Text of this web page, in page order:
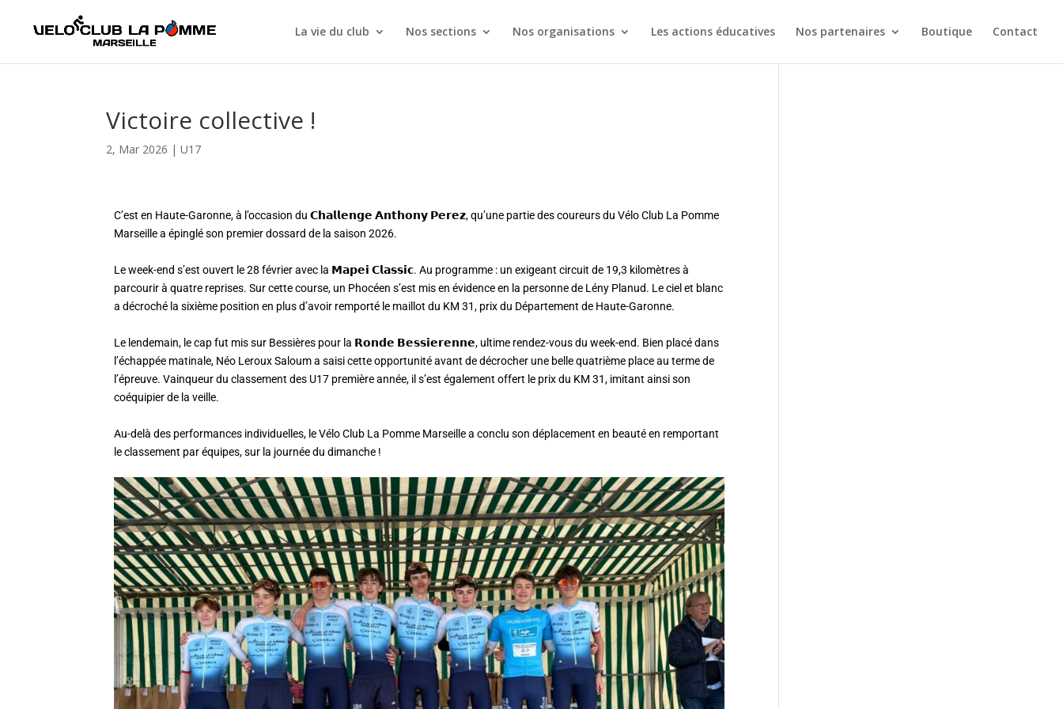
La vie du club Nos sections Nos organisations Les actions éducatives Nos partenaires Boutique Contact
Victoire collective !
2, Mar 2026 |U17
C’est en Haute-Garonne, à l’occasion du 𝗖𝗵𝗮𝗹𝗹𝗲𝗻𝗴𝗲 𝗔𝗻𝘁𝗵𝗼𝗻𝘆 𝗣𝗲𝗿𝗲𝘇, qu’une partie des coureurs du Vélo Club La Pomme
Marseille a épinglé son premier dossard de la saison 2026.
Le week-end s’est ouvert le 28 février avec la 𝗠𝗮𝗽𝗲𝗶 𝗖𝗹𝗮𝘀𝘀𝗶𝗰. Au programme : un exigeant circuit de 19,3 kilomètres à
parcourir à quatre reprises. Sur cette course, un Phocéen s’est mis en évidence en la personne de Lény Planud. Le ciel et blanc
a décroché la sixième position en plus d’avoir remporté le maillot du KM 31, prix du Département de Haute-Garonne.
Le lendemain, le cap fut mis sur Bessières pour la 𝗥𝗼𝗻𝗱𝗲 𝗕𝗲𝘀𝘀𝗶𝗲𝗿𝗲𝗻𝗻𝗲, ultime rendez-vous du week-end. Bien placé dans
l’échappée matinale, Néo Leroux Saloum a saisi cette opportunité avant de décrocher une belle quatrième place au terme de
l’épreuve. Vainqueur du classement des U17 première année, il s’est également offert le prix du KM 31, imitant ainsi son
coéquipier de la veille.
Au-delà des performances individuelles, le Vélo Club La Pomme Marseille a conclu son déplacement en beauté en remportant
le classement par équipes, sur la journée du dimanche !